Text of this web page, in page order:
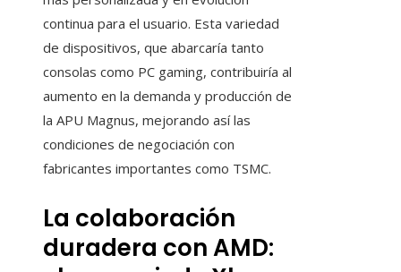
continua para el usuario. Esta variedad
de dispositivos, que abarcaría tanto
consolas como PC gaming, contribuiría al
aumento en la demanda y producción de
la APU Magnus, mejorando así las
condiciones de negociación con
fabricantes importantes como TSMC.
La colaboración
duradera con AMD: